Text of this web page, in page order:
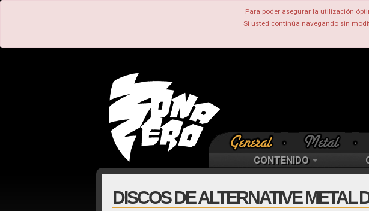
Para poder asegurar la utilización
Si usted continúa navegando sin
CONTENIDO
DISCOS DE ALTERNATIVE METAL